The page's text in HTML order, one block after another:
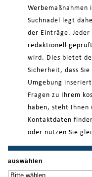
Werbemaßnahmen
Suchnadel legt
der Einträge.
redaktionell
wird. Dies bietet
Sicherheit, dass
Umgebung
Fragen zu Ihrem
haben, steht Ihnen
Kontaktdaten
oder nutzen Sie
auswählen